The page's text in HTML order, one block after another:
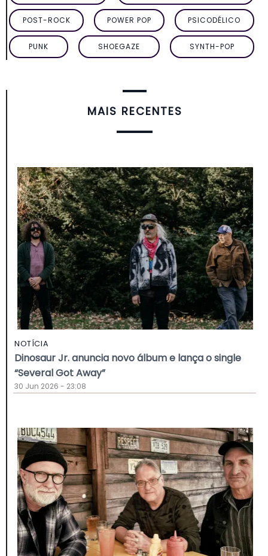
POST-ROCK POWER POP PSICODÉLICO
PUNK SHOEGAZE SYNTH-POP
MAIS RECENTES
NOTÍCIA
Dinosaur Jr. anuncia novo álbum e lança o single
“Several Got Away”
30 Jun 2026 - 23:08